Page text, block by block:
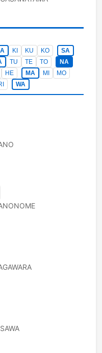
KI KU KO
SA
TU TE TO
NA
HE MA MI
MO
WA